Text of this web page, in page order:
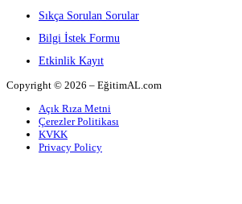
Sıkça Sorulan Sorular
Bilgi İstek Formu
Etkinlik Kayıt
Copyright © 2026 – EğitimAL.com
Açık Rıza Metni
Çerezler Politikası
KVKK
Privacy Policy